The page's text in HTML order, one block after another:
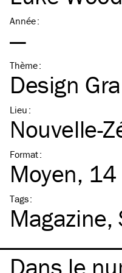
Année:
—
Thème:
Design
Lieu :
Nouvelle-
Format:
Moyen,
Tags:
Magazine
Dans le